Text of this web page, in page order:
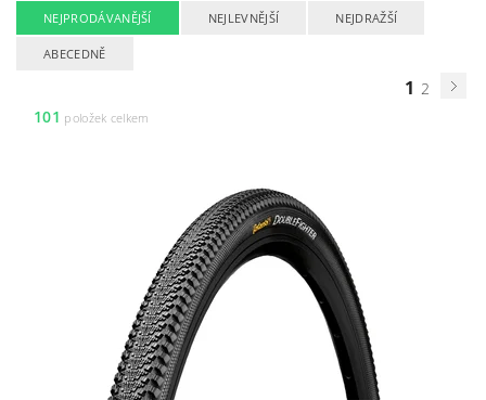
NEJPRODÁVANĚJŠÍ NEJLEVNĚJŠÍ NEJDRAŽŠÍ
ABECEDNĚ
1 2
101 položek celkem